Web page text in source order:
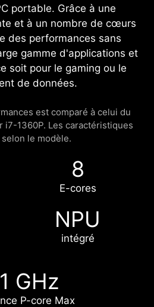
portable. Grâce à une
et à un nombre de cœurs
des performances sans
gamme d'applications et
soit pour le gaming ou le
de données.
est comparé à celui du
i7-1360P. Les caractéristiques
le modèle.
8
E-cores
NPU
intégré
GHz
P-core Max